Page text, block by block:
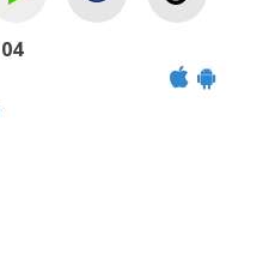
Help Back
04